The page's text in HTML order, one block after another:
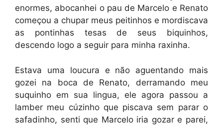
enormes, abocanhei o pau de Marcelo e Renato
começou a chupar meus peitinhos e mordiscava
as pontinhas tesas de seus biquinhos,
descendo logo a seguir para minha raxinha.
Estava uma loucura e não aguentando mais
gozei na boca de Renato, derramando meu
suquinho em sua lingua, ele agora passou a
lamber meu cúzinho que piscava sem parar o
safadinho, senti que Marcelo iria gozar e parei,